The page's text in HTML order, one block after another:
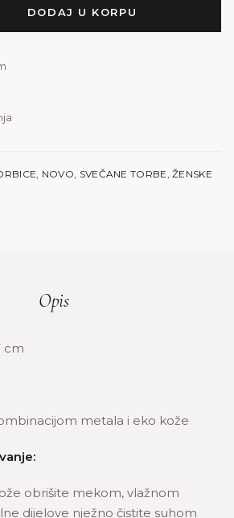
DODAJ U KORPU
, NOVO, SVEČANE TORBE,ŽENSKE
Opis
cm
metala i eko kože
obrišite mekom, vlažnom
dijelove nježno čistite suhom